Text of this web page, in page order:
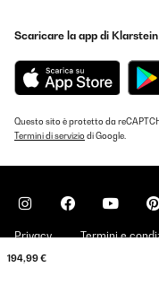
194,99 €
Usuario/a de amazon
Scaricare la app di Klarstein
Questo sito è protetto da
Termini di serviziodi Google.
Privacy Termini e
Copyright © 2026